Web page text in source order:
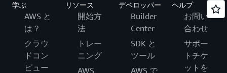
学ぶ
AWS と
は？
クラウ
ドコン
ピュー
リソース
開始方
法
トレー
ニング
AWS
デベロッパー
Builder
Center
SDK と
ツール
AWS で
ヘルプ
お問い
合わせ
サポー
トチケ
ットを